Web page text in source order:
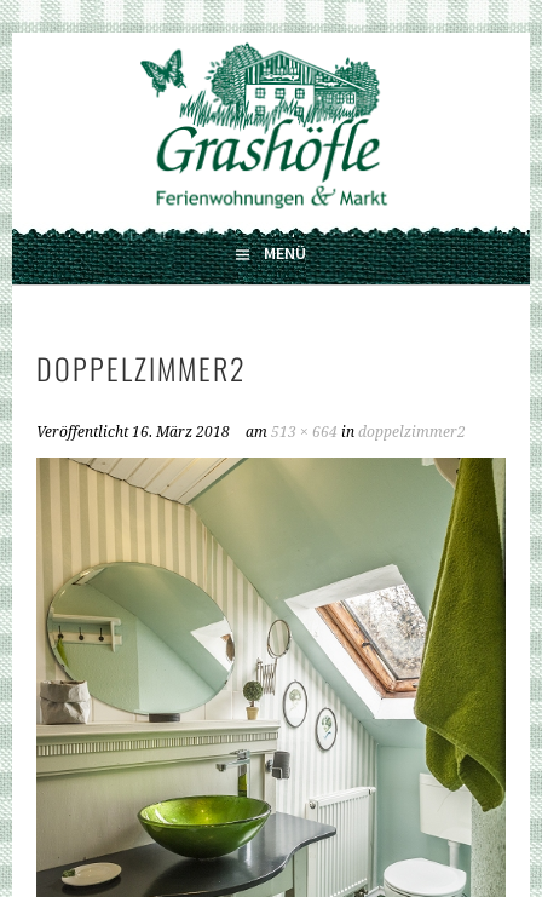
Springe
zum
Inhalt
GRASHÖFLE
FERIENWOHNUNGEN UND MARKT
MENÜ
DOPPELZIMMER2
Veröffentlicht16. März 2018 am513 × 664 indoppelzimmer2